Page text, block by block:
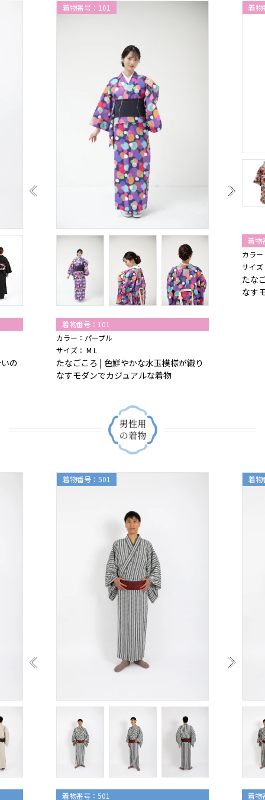
の
着物番号：101
着物番号：101
カラー：パープル
サイズ： M L
たなごころ | 色鮮やかな水玉模様が織り
なすモダンでカジュアルな着物
着物
着物
カラ
サイズ
たな
なす
着物番号：501
着物番号：501
着物
着物